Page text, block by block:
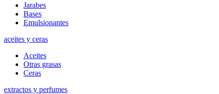
Jarabes
Bases
Emulsionantes
aceites y ceras
Aceites
Otras grasas
Ceras
extractos y perfumes